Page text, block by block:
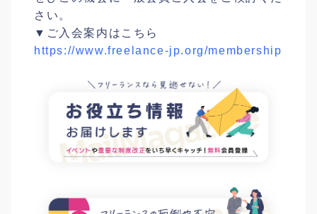
さい。
▼ご入会案内はこちら
https://www.freelance-jp.org/membership